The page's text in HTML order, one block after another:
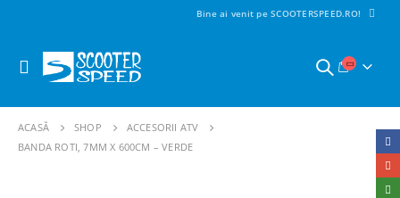
Bine ai venit pe SCOOTERSPEED.RO!
ACASĂ SHOP
ACCESORII ATV
BANDA ROTI, 7MM X 600CM – VERDE